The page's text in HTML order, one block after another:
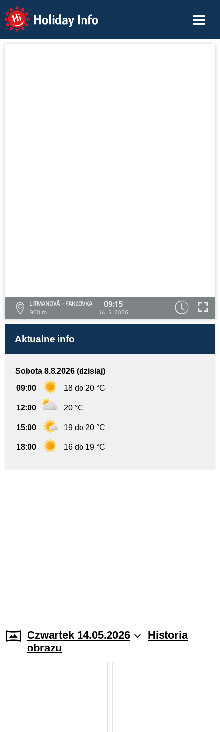
Holiday Info
LITMANOVÁ - FAKĽOVKA
900 m
09:15
14. 5. 2026
Aktualne info
Sobota 8.8.2026 (dzisiaj)
09:00 18 do 20 °C
12:00 20 °C
15:00 19 do 20 °C
18:00 16 do 19 °C
Czwartek 14.05.2026
Historia
obrazu